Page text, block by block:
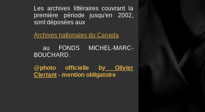
Les archives littéraires couvrant la
première période jusqu'en 2002,
sont déposées aux
Archives nationales du Canada
au FONDS MICHEL-MARC-
BOUCHARD.
@photo officielle by Olivier
Clertant - mention obligatoire